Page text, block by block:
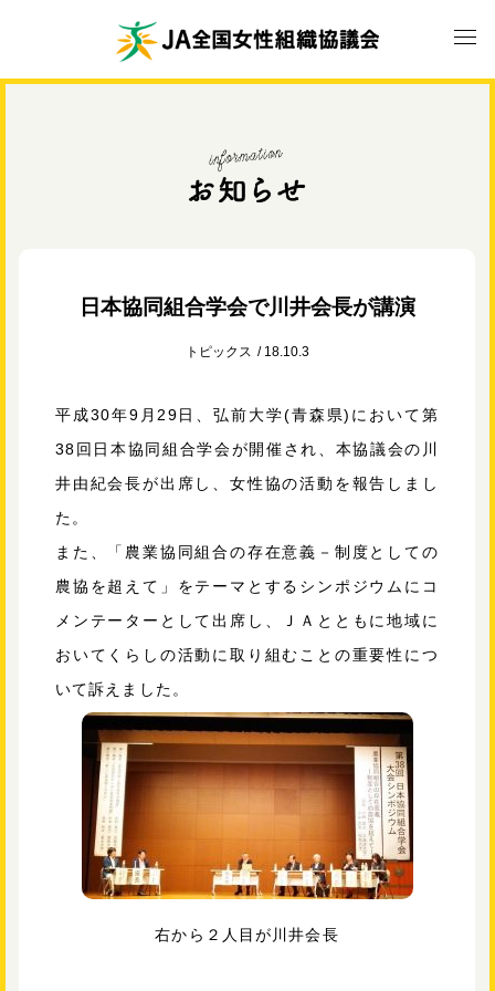
日本協同組合学会で川井会長が講演
トピックス 18.10.3
平成30年9月29日、弘前大学(青森県)において第
38回日本協同組合学会が開催され、本協議会の川
井由紀会長が出席し、女性協の活動を報告しまし
た。
また、「農業協同組合の存在意義－制度としての
農協を超えて」をテーマとするシンポジウムにコ
メンテーターとして出席し、ＪＡとともに地域に
おいてくらしの活動に取り組むことの重要性につ
いて訴えました。
右から２人目が川井会長